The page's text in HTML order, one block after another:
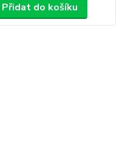
Přidat do košíku